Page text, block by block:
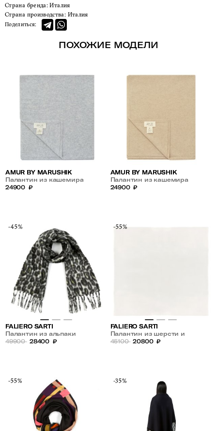
Страна бренда: Италия
Страна производства: Италия
Поделиться:
ПОХОЖИЕ МОДЕЛИ
AMUR BY MARUSHIK
Палантин из кашемира
24900 ₽
AMUR BY MARUSHIK
Палантин из кашемира
24900 ₽
-45%
FALIERO SARTI
Палантин из альпаки
49900 28400 ₽
-55%
FALIERO SARTI
Палантин из шерсти и
кашемира
45100 20800 ₽
-55% -35%